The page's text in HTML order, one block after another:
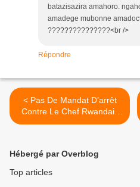
batazisazira amahoro.
amadege mubonne
???????????????<br />
Répondre
< Pas De Mandat D’arrêt
Contre Le Chef Rwandais
Sylvestre Mudacumura du
Hébergé par Overblog
Top articles